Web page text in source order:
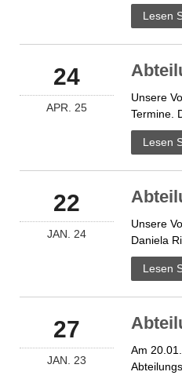
Lesen
24
APR. 25
Unsere
Termine.
Lesen
22
JAN. 24
Unsere
Daniela
Lesen
27
JAN. 23
Am